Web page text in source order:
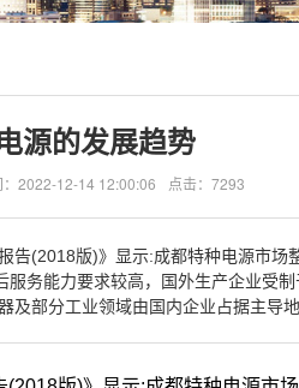
源的发展趋势
：2022-12-14 12:00:06 点击：7293
告(2018版)》显示:成都特种电源市场
务能力要求较高，国外生产企业受
部分工业领域由国内企业占据主导地